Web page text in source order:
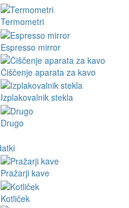
Termometri
Espresso mirror
Čiščenje aparata za kavo
Izplakovalnik stekla
Drugo
Pražarji kave
Kotliček